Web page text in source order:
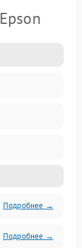
Подробнее →
Подробнее →